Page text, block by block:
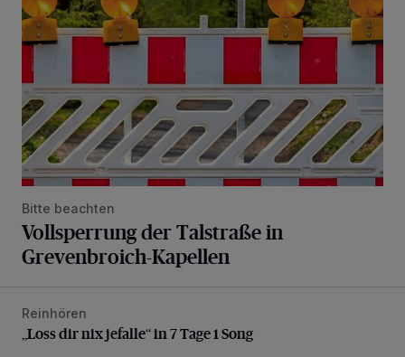
Bitte beachten
Vollsperrung der Talstraße in
Grevenbroich-Kapellen
„Loss dir nix jefalle“ in 7 Tage 1 Song
Reinhören
„Loss dir nix jefalle“ in 7 Tage 1 Song